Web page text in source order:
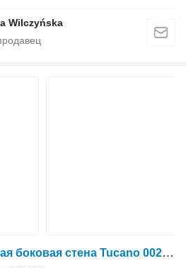
Wilczyńska
Облицовка Claas Левая боковая стена Tucano 0023127305 для зерноуборочного комбайна Claas Tucano